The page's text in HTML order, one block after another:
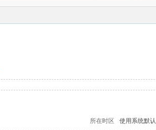
所在时区 使用系统默认